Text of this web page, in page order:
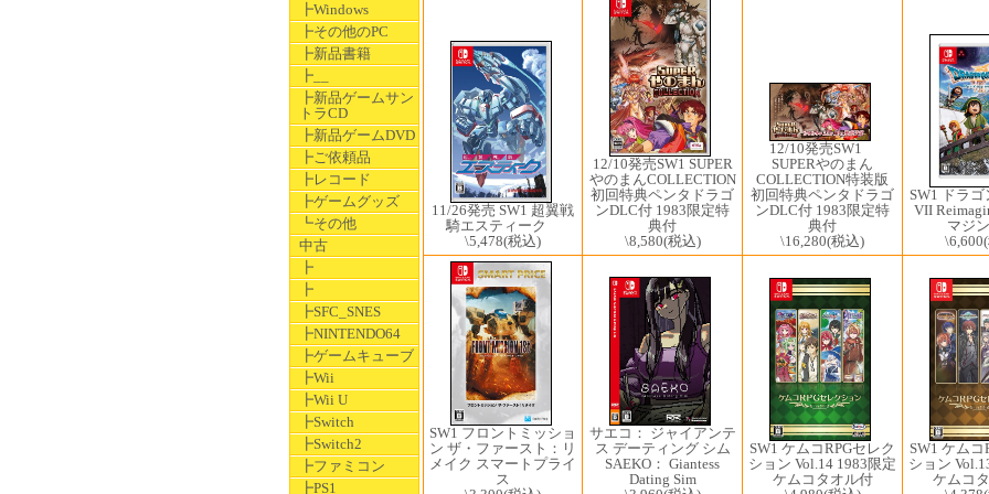
┣Windows
┣その他のPC
┣新品書籍
┣__
┣新品ゲームサン
トラCD
┣新品ゲームDVD
┣ご依頼品
┣レコード
┣ゲームグッズ
┗その他
中古
┣
┣
┣SFC_SNES
┣NINTENDO64
┣ゲームキューブ
┣Wii
┣Wii U
┣Switch
┣Switch2
┣ファミコン
┣PS1
11/26発売 SW1 超翼戦
騎エスティーク
\5,478(税込)
12/10発売SW1 ​SUPER
やのまんCOLLECTION
初回特典ペンタドラゴ
ンDLC付 1983限定特
典付
\8,580(税込)
12/10発売SW1 ​
SUPERやのまん
COLLECTION特装版
初回特典ペンタドラゴ
ンDLC付 1983限定特
典付
\16,280(税込)
SW1 ドラ
VII
マジ
\6,600
SW1 フロントミッショ
ン ザ・ファースト：リ
メイク スマートプライ
ス
サエコ： ジャイアンテ
ス デーティング シム
SAEKO： Giantess
Dating Sim
SW1 ケムコRPGセレク
ション Vol.14 1983限定
ケムコタオル付
SW1 ケムコ
ション
ケムコ